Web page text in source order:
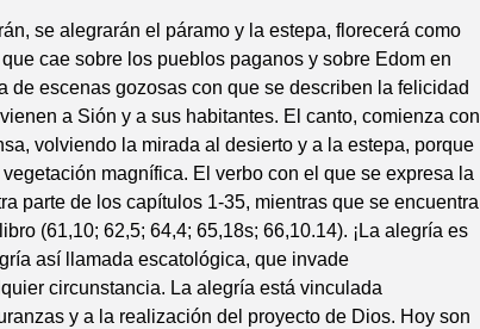
se alegrarán el páramo y la estepa, florecerá como
cae sobre los pueblos paganos y sobre Edom en
de escenas gozosas con que se describen la felicidad
a Sión y a sus habitantes. El canto, comienza con
volviendo la mirada al desierto y a la estepa, porque
magnífica. El verbo con el que se expresa la
parte de los capítulos 1-35, mientras que se encuentra
(61,10; 62,5; 64,4; 65,18s; 66,10.14). ¡La alegría es
así llamada escatológica, que invade
circunstancia. La alegría está vinculada
y a la realización del proyecto de Dios. Hoy son